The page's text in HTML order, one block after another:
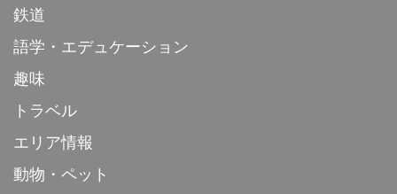
鉄道
語学・エデュケーション
趣味
トラベル
エリア情報
動物・ペット